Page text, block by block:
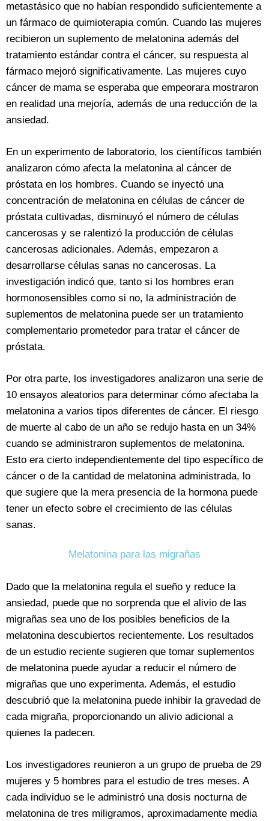
metastásico que no habían respondido suficientemente a
un fármaco de quimioterapia común. Cuando las mujeres
recibieron un suplemento de melatonina además del
tratamiento estándar contra el cáncer, su respuesta al
fármaco mejoró significativamente. Las mujeres cuyo
cáncer de mama se esperaba que empeorara mostraron
en realidad una mejoría, además de una reducción de la
ansiedad.
En un experimento de laboratorio, los científicos también
analizaron cómo afecta la melatonina al cáncer de
próstata en los hombres. Cuando se inyectó una
concentración de melatonina en células de cáncer de
próstata cultivadas, disminuyó el número de células
cancerosas y se ralentizó la producción de células
cancerosas adicionales. Además, empezaron a
desarrollarse células sanas no cancerosas. La
investigación indicó que, tanto si los hombres eran
hormonosensibles como si no, la administración de
suplementos de melatonina puede ser un tratamiento
complementario prometedor para tratar el cáncer de
próstata.
Por otra parte, los investigadores analizaron una serie de
10 ensayos aleatorios para determinar cómo afectaba la
melatonina a varios tipos diferentes de cáncer. El riesgo
de muerte al cabo de un año se redujo hasta en un 34%
cuando se administraron suplementos de melatonina.
Esto era cierto independientemente del tipo específico de
cáncer o de la cantidad de melatonina administrada, lo
que sugiere que la mera presencia de la hormona puede
tener un efecto sobre el crecimiento de las células
sanas.
Melatonina para las migrañas
Dado que la melatonina regula el sueño y reduce la
ansiedad, puede que no sorprenda que el alivio de las
migrañas sea uno de los posibles beneficios de la
melatonina descubiertos recientemente. Los resultados
de un estudio reciente sugieren que tomar suplementos
de melatonina puede ayudar a reducir el número de
migrañas que uno experimenta. Además, el estudio
descubrió que la melatonina puede inhibir la gravedad de
cada migraña, proporcionando un alivio adicional a
quienes la padecen.
Los investigadores reunieron a un grupo de prueba de 29
mujeres y 5 hombres para el estudio de tres meses. A
cada individuo se le administró una dosis nocturna de
melatonina de tres miligramos, aproximadamente media